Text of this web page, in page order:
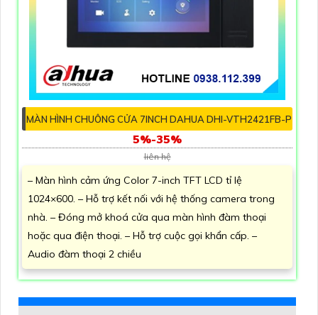
MÀN HÌNH CHUÔNG CỬA 7INCH DAHUA DHI-VTH2421FB-P
5%-35%
liên hệ
– Màn hình cảm ứng Color 7-inch TFT LCD tỉ lệ
1024×600. – Hỗ trợ kết nối với hệ thống camera trong
nhà. – Đóng mở khoá cửa qua màn hình đàm thoại
hoặc qua điện thoại. – Hỗ trợ cuộc gọi khẩn cấp. –
Audio đàm thoại 2 chiều